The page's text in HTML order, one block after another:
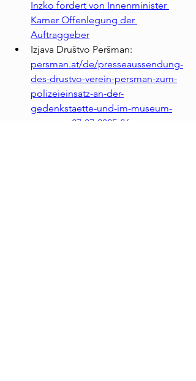
Inzko fordert von Innenminister
Karner Offenlegung der
Auftraggeber
Izjava Društvo Peršman:
persman.at/de/presseaussendung-
des-drustvo-verein-persman-zum-
polizeieinsatz-an-der-
gedenkstaette-und-im-museum-
persman-27-07-2025-2/